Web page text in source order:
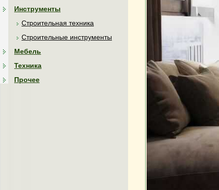
Инструменты
Строительная техника
Строительные инструменты
Мебель
Техника
Прочее